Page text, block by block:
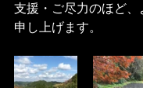
支援・ご尽力のほど
申し上げます。